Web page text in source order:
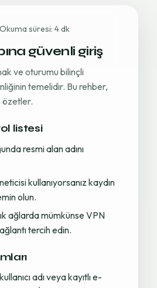
Okuma süresi: 4 dk
güvenli giriş
ve oturumu bilinçli
temelidir. Bu rehber,
özetler.
listesi
resmi alan adını
kullanıyorsanız kaydın
olun.
ağlarda mümkünse VPN
tercih edin.
adı veya kayıtlı e-